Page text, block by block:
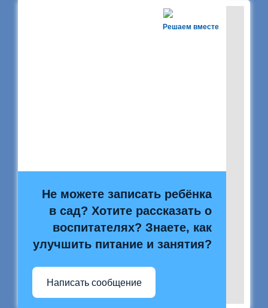
Решаем вместе
Не можете записать ребёнка
в сад? Хотите рассказать о
воспитателях? Знаете, как
улучшить питание и занятия?
Написать сообщение